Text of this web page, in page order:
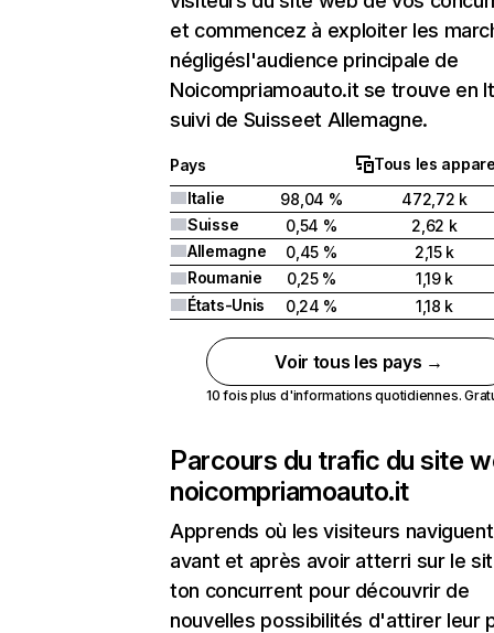
et commencez à exploiter les
négligésl'audience principale de
Noicompriamoauto.it se trouve en
suivi de Suisseet Allemagne.
Pays
Tous les
Italie
98,04 %
472,72 k
Suisse
0,54 %
2,62 k
Allemagne
0,45 %
2,15 k
Roumanie
0,25 %
1,19 k
États-Unis
0,24 % 1,18 k
Voir tous les pays →
10 fois plus d'informations quotidiennes.
Parcours du trafic du site
noicompriamoauto.it
Apprends où les visiteurs naviguent
avant et après avoir atterri sur le
ton concurrent pour découvrir de
nouvelles possibilités d'attirer leur